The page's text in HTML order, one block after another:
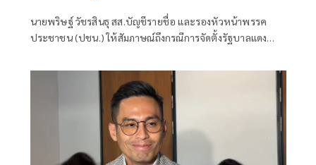
นายพริษฐ์ วัชรสินธุ สส.บัญชีรายชื่อ และรองหัวหน้าพรรค
ประชาชน (ปชน.) ให้สัมภาษณ์ถึงกรณีการจัดตั้งรัฐบาลแดง
พรรคกล้าธรรม ก็ระบุว่าลืมไปหมดแล้วที่เคยพูดว่า “มีเราไม่มี
เทา” จะเป็นการเปิดโอกาสให้ส้มเข้าร่วมรัฐบาลหรือไม่ ว่า ตอน
นี้ตั้งอยู่บนสมมติฐานหลายอย่างมาก ซึ่งก็ยังไม่ได้มีการยืนยันใน